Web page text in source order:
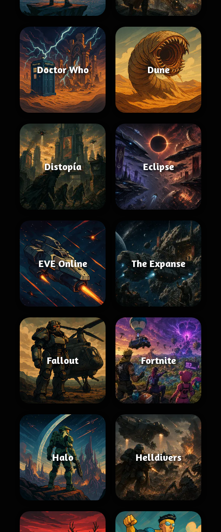
Doctor Who Dune
Distopía Eclipse
EVE Online The Expanse
Fallout Fortnite
Halo Helldivers